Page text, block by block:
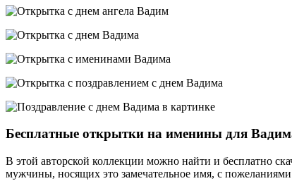
Бесплатные открытки на именины для
В этой авторской коллекции можно найти и бесплатно
мужчины, носящих это замечательное имя, с пожеланиями